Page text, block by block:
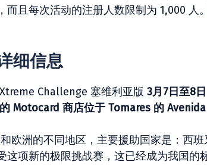
而且每次活动的注册人数限制为 1,000 人
细信息
Challenge 塞维利亚版 3月7日至8日
Motocard 商店位于 Tomares 的 Avenida
欧洲的不同地区，主要援助国家是：西
这项新的极限挑战赛，这已经成为我国的